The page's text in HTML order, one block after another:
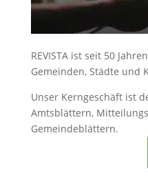
REVISTA ist seit 50
Gemeinden, Städte und
Unser Kerngeschäft ist
Amtsblättern,
Gemeindeblättern.